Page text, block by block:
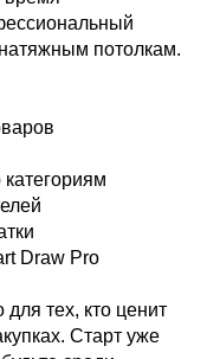
потолкам.
Draw Pro
тех, кто ценит
Старт уже